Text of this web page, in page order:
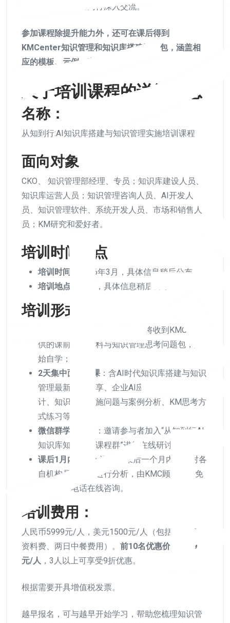
识管理、知识库的同行深入交流。
参加课程除提升能力外，还可在课后得到
KMCenter知识管理和知识库搭建资料包，涵盖相
应的模板、示例、案例等。
关于培训课程的详细信息
名称：
从知到行:AI知识库搭建与知识管理实施培训课程
面向对象
CKO、 知识管理部经理、专员；知识库建设人员、
知识库运营人员；知识管理咨询人员、AI开发人
员、知识管理软件、系统开发人员、市场和销售人
员；KM研究和爱好者。
培训时间地点
培训时间：
2026年3月，具体信息稍后公布
培训地点：
北京，具体信息稍后公布
培训形式：
：报名缴费后将收到KMC所提
供的课前预习资料与知识管理思考问题包，开
始自学；
2天集中面授上课 ：含AI时代知识库搭建与知识
管理最新理念分享、企业AI应用与知识结合设
计、知识管理实施问题与案例分析、KM思考方
式练习等；
微信群学习研讨
：邀请参与者加入“从知到行AI
知识库知识管理课程群”进行在线研讨；
课后1月内指导
：课程结束后一个月内学员对各
自机构具体问题进行分析，由KMC顾问提供免
费微信、电话在线咨询。
培训费用：
人民币5999元/人，美元1500元/人（包括培训费、
资料费、两日中餐费用）。 前10名优惠价格4999
元/人 ，3人以上可享受9折优惠。
根据需要开具增值税发票。
越早报名，可与越早开始学习，帮助您梳理知识管